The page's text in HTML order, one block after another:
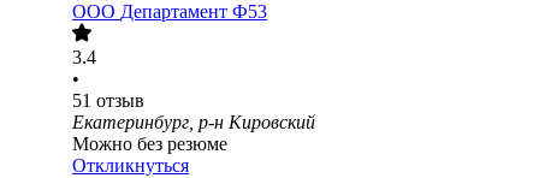
ООО Департамент Ф53
3.4
•
51 отзыв
Екатеринбург, р-н Кировский
Можно без резюме
Откликнуться